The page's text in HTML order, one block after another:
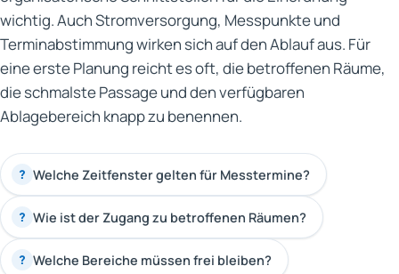
wichtig. Auch Stromversorgung, Messpunkte und
Terminabstimmung wirken sich auf den Ablauf aus. Für
eine erste Planung reicht es oft, die betroffenen Räume,
die schmalste Passage und den verfügbaren
Ablagebereich knapp zu benennen.
? Welche Zeitfenster gelten für Messtermine?
? Wie ist der Zugang zu betroffenen Räumen?
? Welche Bereiche müssen frei bleiben?